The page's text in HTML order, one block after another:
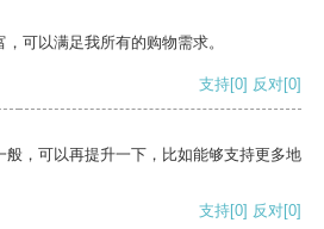
可以满足我所有的购物需求。
支持[0] 反对[0]
般，可以再提升一下，比如能够支持更多地
支持[0] 反对[0]